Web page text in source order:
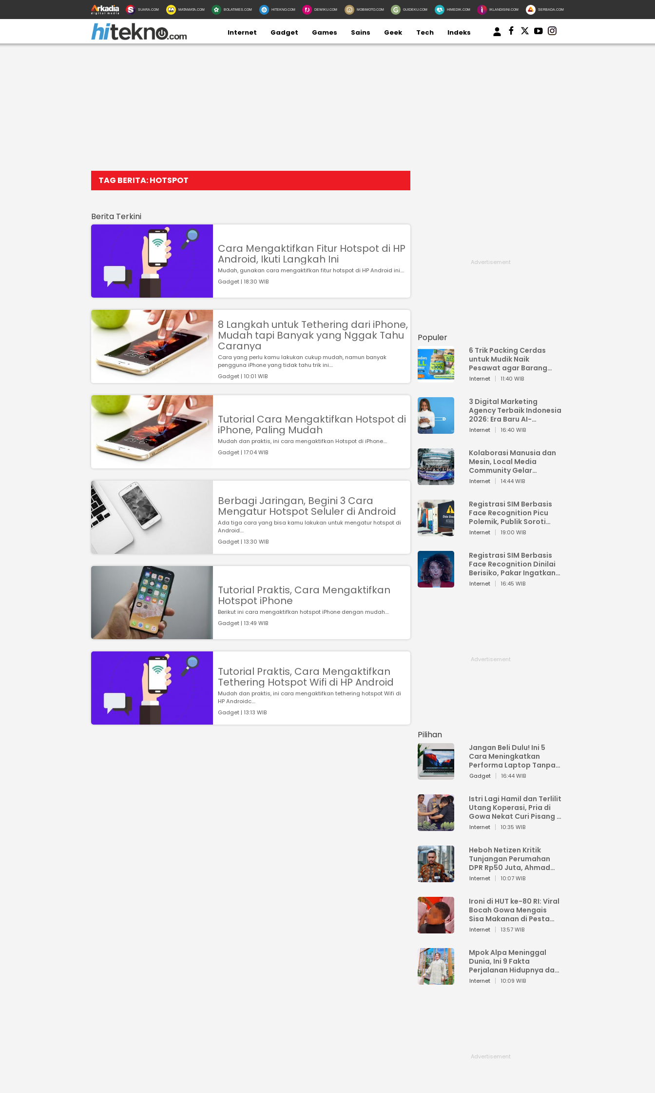
SUARA.COM MATAMATA.COM BOLATIMES.COM HITEKNO.COM DEWIKU.COM MOBIMOTO.COM GUIDEKU.COM HIMEDIK.COM IKLANDISINI.COM SERBADA.COM
Internet Gadget Games Sains Geek Tech Indeks
TAG BERITA: HOTSPOT
Berita Terkini
Cara Mengaktifkan Fitur Hotspot di HP
Android, Ikuti Langkah Ini
Mudah, gunakan cara mengaktifkan fitur hotspot di HP Android ini....
Gadget | 18:30 WIB
8 Langkah untuk Tethering dari iPhone,
Mudah tapi Banyak yang Nggak Tahu
Caranya
Cara yang perlu kamu lakukan cukup mudah, namun banyak
pengguna iPhone yang tidak tahu trik ini....
Gadget | 10:01 WIB
Tutorial Cara Mengaktifkan Hotspot di
iPhone, Paling Mudah
Mudah dan praktis, ini cara mengaktifkan Hotspot di iPhone....
Gadget | 17:04 WIB
Berbagi Jaringan, Begini 3 Cara
Mengatur Hotspot Seluler di Android
Ada tiga cara yang bisa kamu lakukan untuk mengatur hotspot di
Android....
Gadget | 13:30 WIB
Tutorial Praktis, Cara Mengaktifkan
Hotspot iPhone
Berikut ini cara mengaktifkan hotspot iPhone dengan mudah....
Gadget | 13:49 WIB
Tutorial Praktis, Cara Mengaktifkan
Tethering Hotspot Wifi di HP Android
Mudah dan praktis, ini cara mengaktifkan tethering hotspot Wifi di
HP Androidc....
Gadget | 13:13 WIB
Populer
6 Trik Packing Cerdas
untuk Mudik Naik
Pesawat agar Barang
Tidak Over Bagasi
Internet 11:40 WIB
3 Digital Marketing
Agency Terbaik Indonesia
2026: Era Baru AI-
Powered Marketing
Internet 16:40 WIB
Kolaborasi Manusia dan
Mesin, Local Media
Community Gelar
Workshop Google AI
Internet 14:44 WIB
Registrasi SIM Berbasis
Face Recognition Picu
Polemik, Publik Soroti
Risiko Kebocoran Data
Internet 19:00 WIB
Registrasi SIM Berbasis
Face Recognition Dinilai
Berisiko, Pakar Ingatkan
Ancaman Privasi dan
Internet 16:45 WIB
Pilihan
Jangan Beli Dulu! Ini 5
Cara Meningkatkan
Performa Laptop Tanpa
Harus Beli Baru
Gadget 16:44 WIB
Istri Lagi Hamil dan Terlilit
Utang Koperasi, Pria di
Gowa Nekat Curi Pisang 4
Tandan Milik Tetangga,
Internet 10:35 WIB
Heboh Netizen Kritik
Tunjangan Perumahan
DPR Rp50 Juta, Ahmad
Sahroni: Enggak Senang
Internet 10:07 WIB
Ironi di HUT ke-80 RI: Viral
Bocah Gowa Mengais
Sisa Makanan di Pesta
Kemerdekaan
Internet 13:57 WIB
Mpok Alpa Meninggal
Dunia, Ini 9 Fakta
Perjalanan Hidupnya dari
Viral hingga Puncak
Internet 10:09 WIB